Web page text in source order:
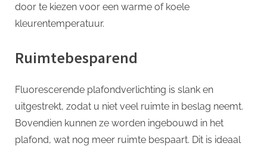
door te kiezen voor een warme of koele
kleurentemperatuur.
Ruimtebesparend
Fluorescerende plafondverlichting is slank en
uitgestrekt, zodat u niet veel ruimte in beslag neemt.
Bovendien kunnen ze worden ingebouwd in het
plafond, wat nog meer ruimte bespaart. Dit is ideaal